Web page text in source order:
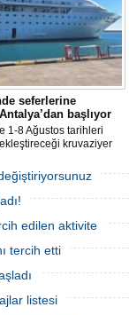
seferlerine
başlıyor
1-8 Ağustos tarihleri
kruvaziyer
rotayı Rus denizcilik
Doğu Karadeniz'in doğu
güvenliğine ilişkin
değiştirildi.
edilen aktivite
tercih etti
listesi